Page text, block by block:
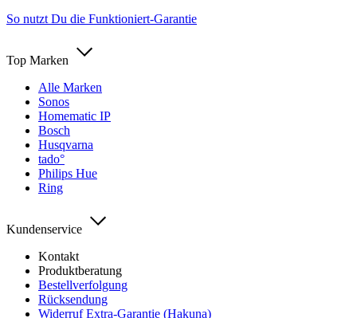
So nutzt Du die Funktioniert-Garantie
Top Marken
Alle Marken
Sonos
Homematic IP
Bosch
Husqvarna
tado°
Philips Hue
Ring
Kundenservice
Kontakt
Produktberatung
Bestellverfolgung
Rücksendung
Widerruf Extra-Garantie (Hakuna)